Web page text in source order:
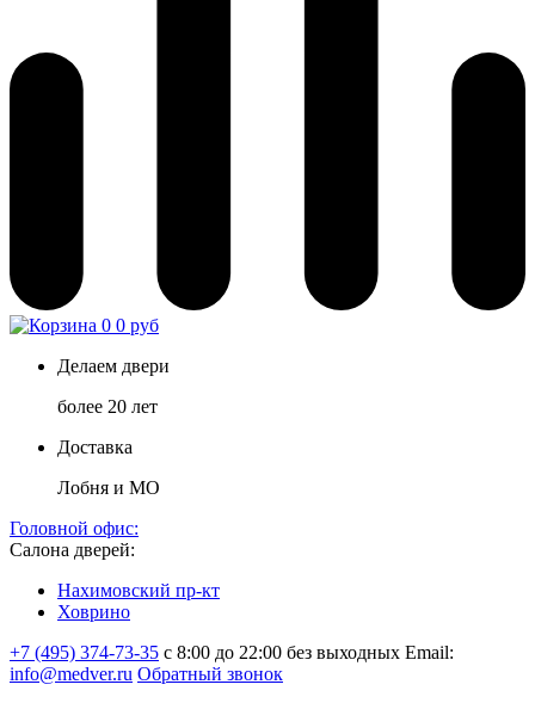
0 0 руб
Делаем двери
более 20 лет
Доставка
Лобня и МО
Головной офис:
Салона дверей:
Нахимовский пр-кт
Ховрино
+7 (495) 374-73-35 с 8:00 до 22:00 без выходных Email:
info@medver.ru Обратный звонок